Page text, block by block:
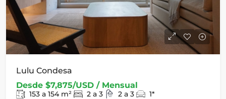
Lulu Condesa
Desde $7,875/USD / Mensual
153 a 154 m² 2 a 3 2 a 3 1*